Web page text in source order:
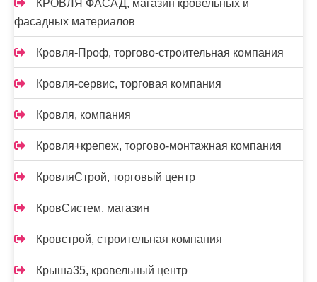
КРОВЛЯ ФАСАД, магазин кровельных и
фасадных материалов
Кровля-Проф, торгово-строительная компания
Кровля-сервис, торговая компания
Кровля, компания
Кровля+крепеж, торгово-монтажная компания
КровляСтрой, торговый центр
КровСистем, магазин
Кровстрой, строительная компания
Крыша35, кровельный центр